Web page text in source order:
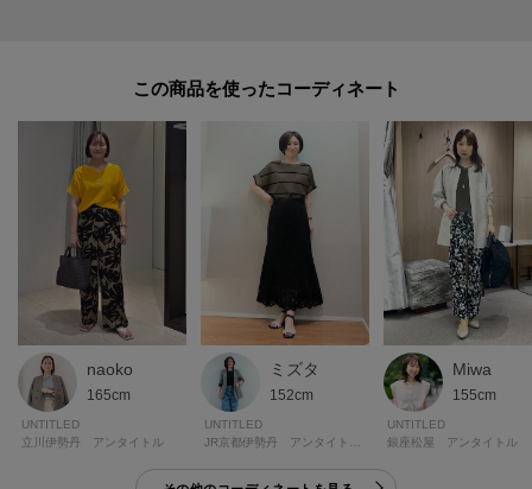
モデル情報：身長163cm B80 W59 H82 着用サイズ：02（M）
この商品を使った
naoko
165cm
UNTITLED
立川伊勢丹 アンタイトル
ミズタ
152cm
UNTITLED
Miwa
155cm
UNTITLED
銀座松屋 アンタイトル